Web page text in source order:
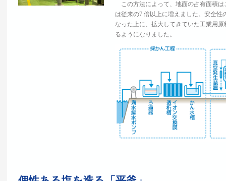
この方法によって、地面の占有面積は
は従来の7 倍以上に増えました。安全
なった上に、拡大してきていた工業用
るようになりました。